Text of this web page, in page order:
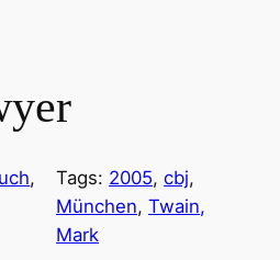
Tags: 2005, cbj
München, Twain,
Mark